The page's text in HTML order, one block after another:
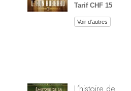
Tarif CHF 15
Voir d’autres
L’histoire de